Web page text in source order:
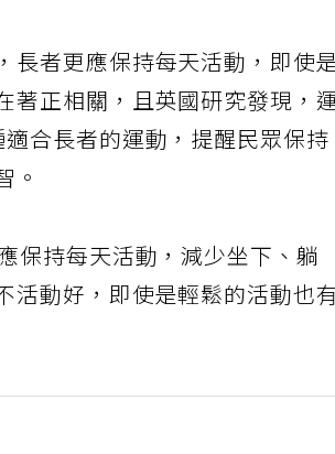
長者更應保持每天活動，即使
著正相關，且英國研究發現，
合長者的運動，提醒民眾保持
。
保持每天活動，減少坐下、躺
活動好，即使是輕鬆的活動也